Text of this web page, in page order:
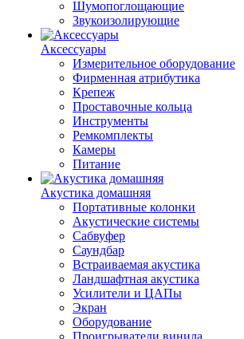
Шумопоглощающие
Звукоизолирующие
Аксессуары
Измерительное оборудование
Фирменная атрибутика
Крепеж
Проставочные кольца
Инструменты
Ремкомплекты
Камеры
Питание
Акустика домашняя
Портативные колонки
Акустические системы
Сабвуфер
Саундбар
Встраиваемая акустика
Ландшафтная акустика
Усилители и ЦАПы
Экран
Оборудование
Проигрыватели винила